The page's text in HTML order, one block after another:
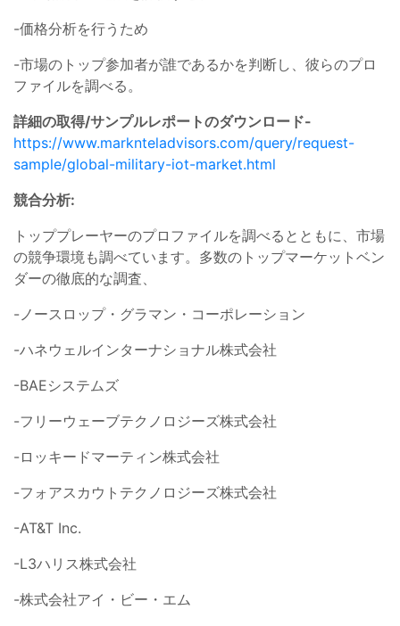
-価格分析を行うため
-市場のトップ参加者が誰であるかを判断し、彼らのプロ
ファイルを調べる。
詳細の取得/サンプルレポートのダウンロード-
https://www.marknteladvisors.com/query/request-
sample/global-military-iot-market.html
競合分析:
トッププレーヤーのプロファイルを調べるとともに、市場
の競争環境も調べています。多数のトップマーケットベン
ダーの徹底的な調査、
-ノースロップ・グラマン・コーポレーション
-ハネウェルインターナショナル株式会社
-BAEシステムズ
-フリーウェーブテクノロジーズ株式会社
-ロッキードマーティン株式会社
-フォアスカウトテクノロジーズ株式会社
-AT&T Inc.
-L3ハリス株式会社
-株式会社アイ・ビー・エム